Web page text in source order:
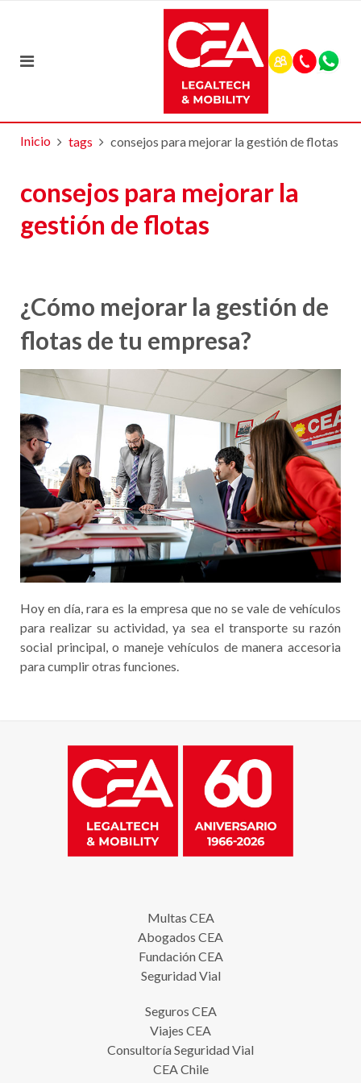
Inicio tags consejos para mejorar la gestión de flotas
consejos para mejorar la
gestión de flotas
¿Cómo mejorar la gestión de
flotas de tu empresa?
Hoy en día, rara es la empresa que no se vale de vehículos
para realizar su actividad, ya sea el transporte su razón
social principal, o maneje vehículos de manera accesoria
para cumplir otras funciones.
Multas CEA
Abogados CEA
Fundación CEA
Seguridad Vial
Seguros CEA
Viajes CEA
Consultoría Seguridad Vial
CEA Chile